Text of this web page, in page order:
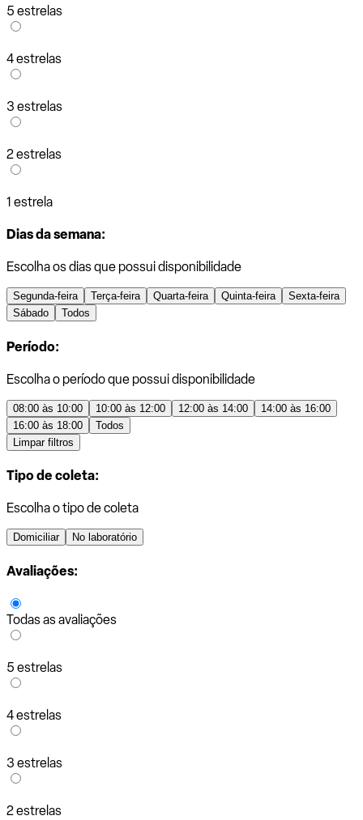
5 estrelas
4 estrelas
3 estrelas
2 estrelas
1 estrela
Dias da semana:
Escolha os dias que possui disponibilidade
Segunda-feira Terça-feira Quarta-feira Quinta-feira
Sexta-feira
Sábado
Todos
Período:
Escolha o período que possui disponibilidade
08:00 às 10:00 10:00 às 12:00 12:00 às 14:00
14:00 às 16:00
16:00 às 18:00
Todos
Limpar filtros
Tipo de coleta:
Escolha o tipo de coleta
Domiciliar No laboratório
Avaliações:
Todas as avaliações
5 estrelas
4 estrelas
3 estrelas
2 estrelas